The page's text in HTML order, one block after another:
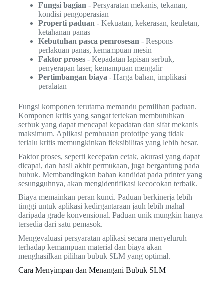
Fungsi bagian - Persyaratan mekanis, tekanan,
kondisi pengoperasian
Properti paduan - Kekuatan, kekerasan, keuletan,
ketahanan panas
Kebutuhan pasca pemrosesan - Respons
perlakuan panas, kemampuan mesin
Faktor proses- Kepadatan lapisan serbuk,
penyerapan laser, kemampuan mengalir
Pertimbangan biaya - Harga bahan, implikasi
peralatan
Fungsi komponen terutama memandu pemilihan paduan.
Komponen kritis yang sangat tertekan membutuhkan
serbuk yang dapat mencapai kepadatan dan sifat mekanis
maksimum. Aplikasi pembuatan prototipe yang tidak
terlalu kritis memungkinkan fleksibilitas yang lebih besar.
Faktor proses, seperti kecepatan cetak, akurasi yang dapat
dicapai, dan hasil akhir permukaan, juga bergantung pada
bubuk. Membandingkan bahan kandidat pada printer yang
sesungguhnya, akan mengidentifikasi kecocokan terbaik.
Biaya memainkan peran kunci. Paduan berkinerja lebih
tinggi untuk aplikasi kedirgantaraan jauh lebih mahal
daripada grade konvensional. Paduan unik mungkin hanya
tersedia dari satu pemasok.
Mengevaluasi persyaratan aplikasi secara menyeluruh
terhadap kemampuan material dan biaya akan
menghasilkan pilihan bubuk SLM yang optimal.
Cara Menyimpan dan Menangani Bubuk SLM